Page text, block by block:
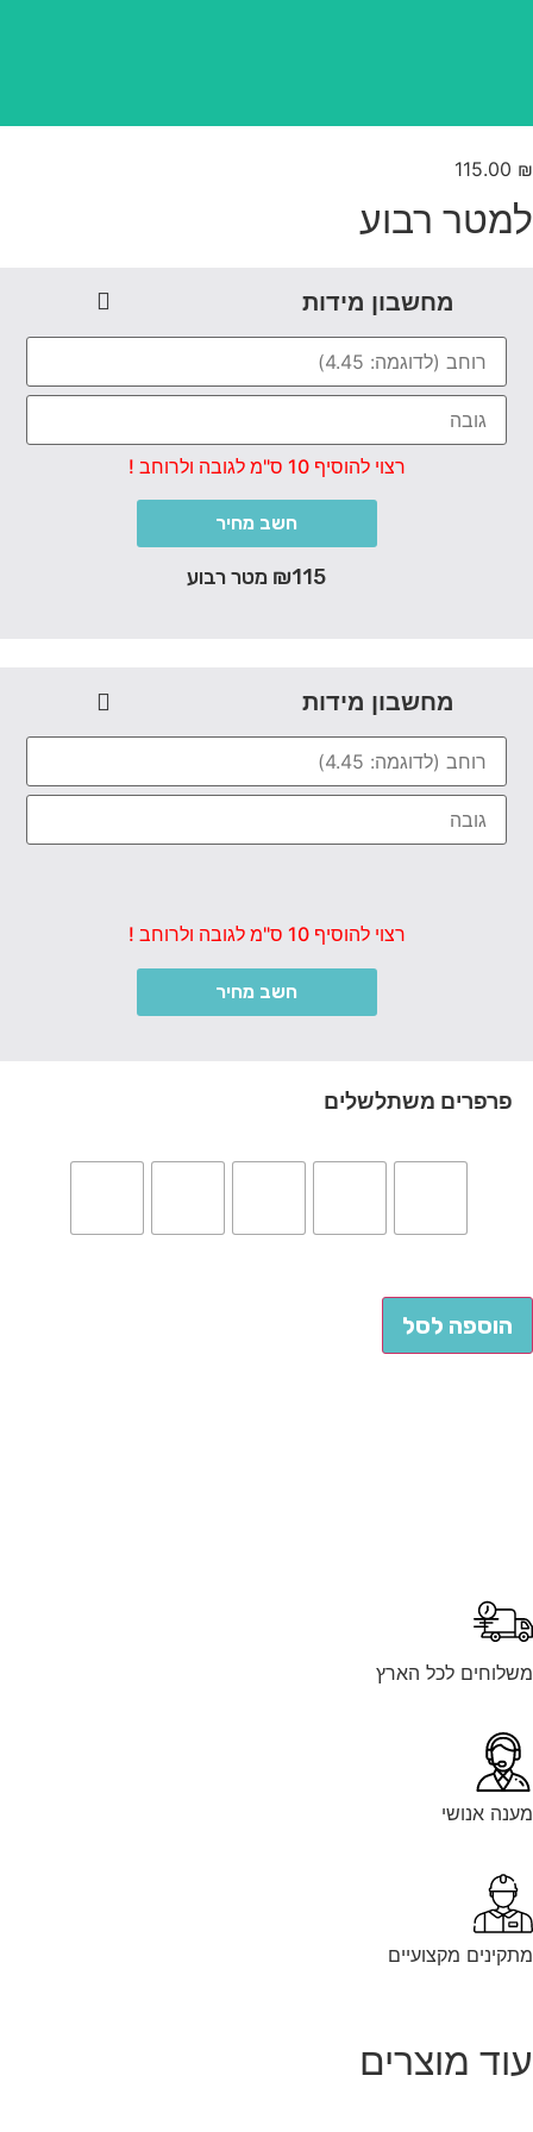
115.00
רבוע
מחשבון מידות
רצוי להוסיף 10 ס"מ לגובה ולרוחב !
חשב מחיר
₪115 מטר רבוע
מחשבון מידות
רצוי להוסיף 10 ס"מ לגובה ולרוחב !
חשב מחיר
פרפרים משתלשלים
הוספה לסל
לכל הארץ
אנושי
מקצועיים
מוצרים